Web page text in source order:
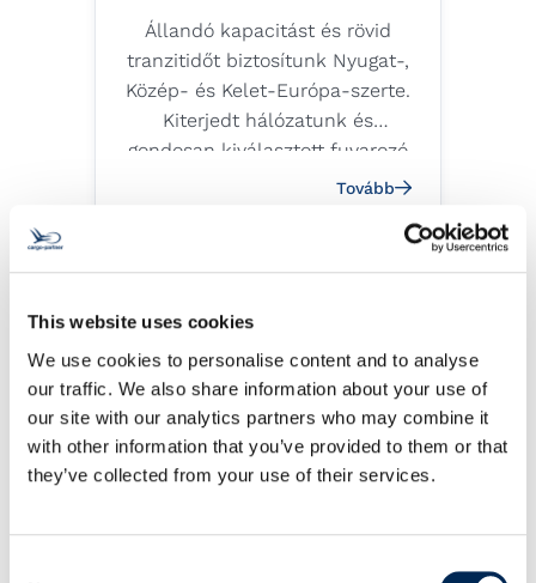
This website uses cookies
We use cookies to personalise content and to analyse
our traffic. We also share information about your use of
our site with our analytics partners who may combine it
with other information that you’ve provided to them or that
they’ve collected from your use of their services.
Állandó kapacitást és rövid
tranzitidőt biztosítunk Nyugat-,
Közép- és Kelet-Európa-szerte.
Kiterjedt hálózatunk és
gondosan kiválasztott fuvarozó
partnereink révén garantáljuk a
Tovább
Ellátásilánc-menedzsment
Zökkenőmentessé tesszük
ellátási láncának elemeit – a
beszerzéstől és a
kezdve a szállításon és